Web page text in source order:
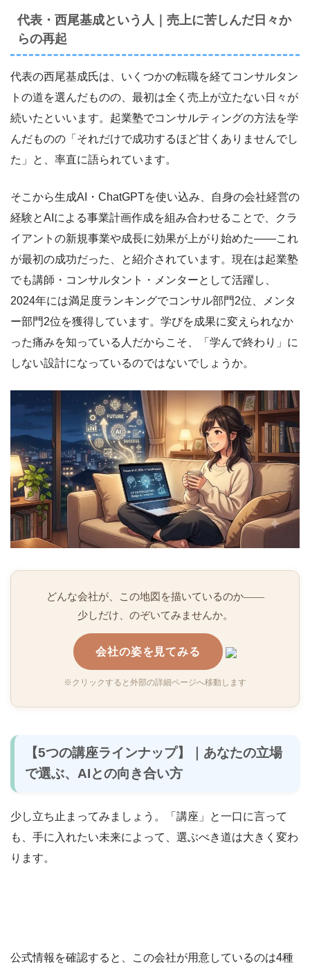
代表・西尾基成という人｜売上に苦しんだ日々か
らの再起
代表の西尾基成氏は、いくつかの転職を経てコンサルタン
トの道を選んだものの、最初は全く売上が立たない日々が
続いたといいます。起業塾でコンサルティングの方法を学
んだものの「それだけで成功するほど甘くありませんでし
た」と、率直に語られています。
そこから生成AI・ChatGPTを使い込み、自身の会社経営の
経験とAIによる事業計画作成を組み合わせることで、クラ
イアントの新規事業や成長に効果が上がり始めた――これ
が最初の成功だった、と紹介されています。現在は起業塾
でも講師・コンサルタント・メンターとして活躍し、
2024年には満足度ランキングでコンサル部門2位、メンタ
ー部門2位を獲得しています。学びを成果に変えられなか
った痛みを知っている人だからこそ、「学んで終わり」に
しない設計になっているのではないでしょうか。
どんな会社が、この地図を描いているのか――
少しだけ、のぞいてみませんか。
会社の姿を見てみる
※クリックすると外部の詳細ページへ移動します
【5つの講座ラインナップ】｜あなたの立場
で選ぶ、AIとの向き合い方
少し立ち止まってみましょう。「講座」と一口に言って
も、手に入れたい未来によって、選ぶべき道は大きく変わ
ります。
公式情報を確認すると、この会社が用意しているのは4種